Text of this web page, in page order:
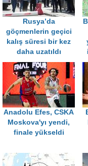
Rusya’da
göçmenlerin geçici
kalış süresi bir kez
daha uzatıldı
Anadolu Efes, CSKA
Moskova'yı yendi,
finale yükseldi